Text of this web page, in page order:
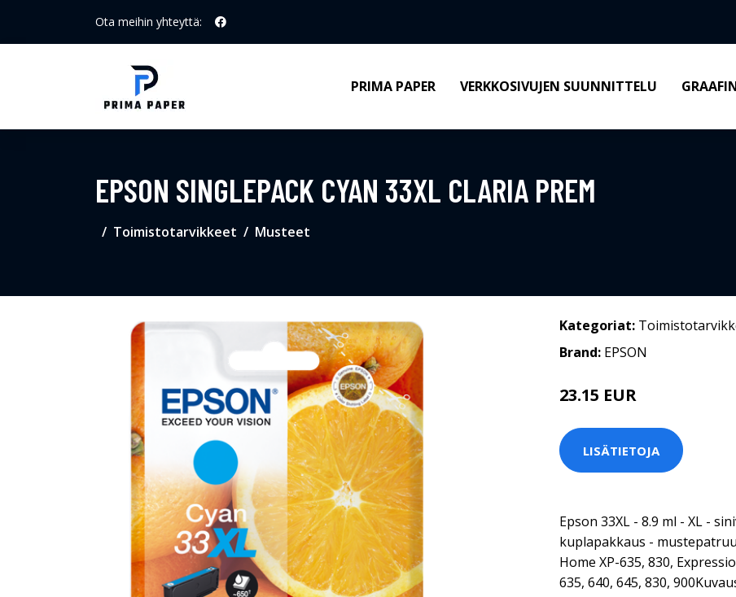
Ota meihin yhteyttä:
PRIMA PAPER VERKKOSIVUJEN SUUNNITTELU
EPSON SINGLEPACK CYAN 33XL CLARIA PREM
Toimistotarvikkeet Musteet
Kategoriat:
Brand: EPSON
23.15 EUR
LISÄTIETOJA
Epson 33XL - 8.9 ml - XL -
kuplapakkaus -
Home XP-635, 830,
635, 640, 645, 830,